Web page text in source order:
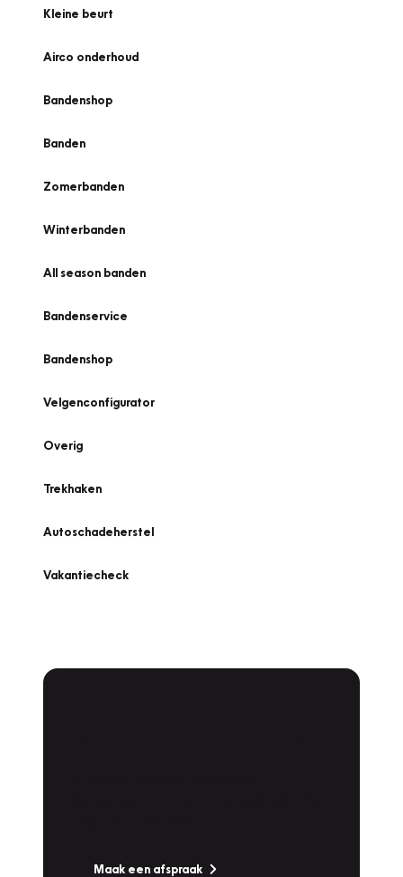
Kleine beurt
Airco onderhoud
Bandenshop
Banden
Zomerbanden
Winterbanden
All season banden
Bandenservice
Bandenshop
Velgenconfigurator
Overig
Trekhaken
Autoschadeherstel
Vakantiecheck
Maak een afspraak